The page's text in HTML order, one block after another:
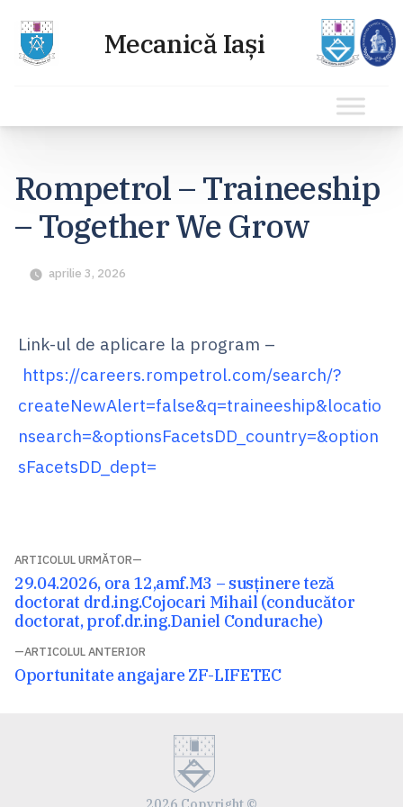
conținut
Rompetrol – Traineeship
– Together We Grow
aprilie 3, 2026
Link-ul de aplicare la program –
https://careers.rompetrol.com/search/?
createNewAlert=false&q=traineeship&locatio
nsearch=&optionsFacetsDD_country=&option
sFacetsDD_dept=
Navigare
în
articole
ARTICOLUL ANTERIOR
Articolul
Oportunitate angajare ZF-LIFETEC
ARTICOLUL URMĂTOR
Articolul
următor:
29.04.2026, ora 12,amf.M3 – susținere teză
doctorat drd.ing.Cojocari Mihail (conducător
doctorat, prof.dr.ing.Daniel Condurache)